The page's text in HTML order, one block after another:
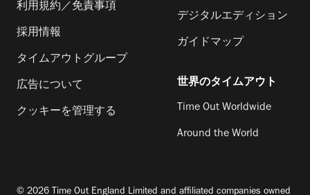
利用規約／免責事項
採用情報
タイムアウトグループ
広告について
クッキーを管理する
デジタルエディション
ガイドマップ
世界のタイムアウト
Time Out Worldwide
Around the World
© 2026 Time Out England Limited and affiliated companies owned